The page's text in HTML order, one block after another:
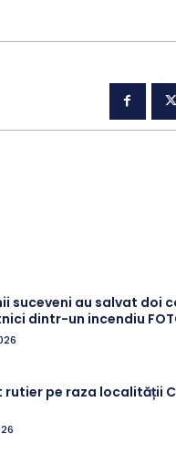
suceveni au salvat doi
dintr-un incendiu
rutier pe raza localității